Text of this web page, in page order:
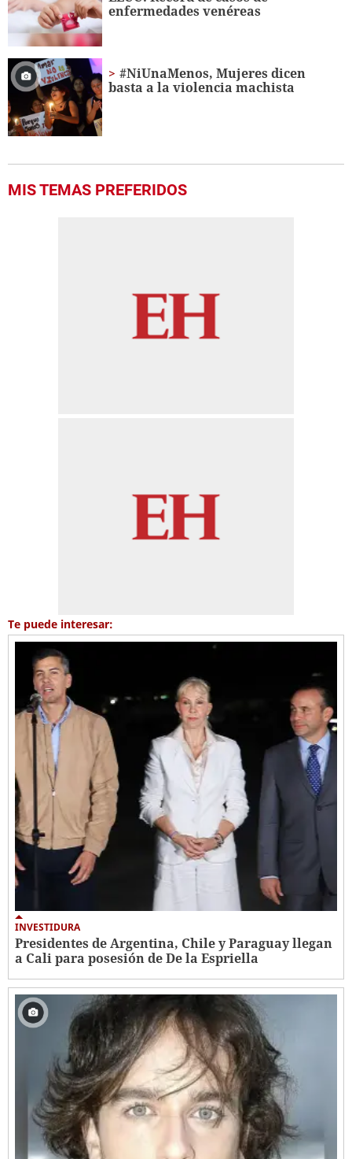
seconds
enfermedades venéreas
#NiUnaMenos, Mujeres dicen
basta a la violencia machista
MIS TEMAS PREFERIDOS
Te puede interesar:
INVESTIDURA
Presidentes de Argentina, Chile y Paraguay llegan
a Cali para posesión de De la Espriella